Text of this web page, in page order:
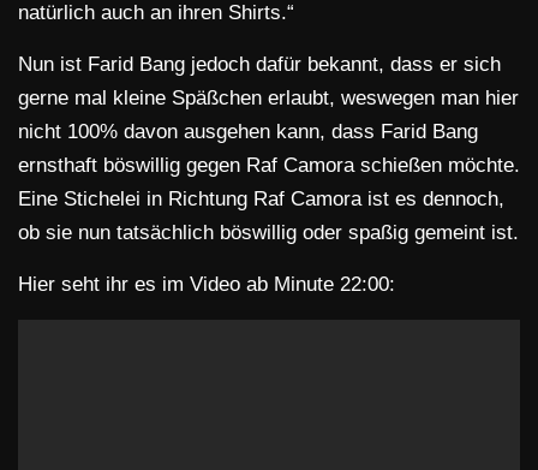
natürlich auch an ihren Shirts.“
Nun ist Farid Bang jedoch dafür bekannt, dass er sich
gerne mal kleine Späßchen erlaubt, weswegen man hier
nicht 100% davon ausgehen kann, dass Farid Bang
ernsthaft böswillig gegen Raf Camora schießen möchte.
Eine Stichelei in Richtung Raf Camora ist es dennoch,
ob sie nun tatsächlich böswillig oder spaßig gemeint ist.
Hier seht ihr es im Video ab Minute 22:00: